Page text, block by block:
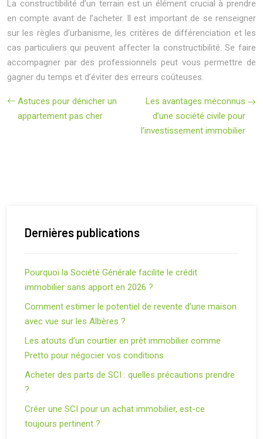
La constructibilité d’un terrain est un élément crucial à prendre
en compte avant de l’acheter. Il est important de se renseigner
sur les règles d’urbanisme, les critères de différenciation et les
cas particuliers qui peuvent affecter la constructibilité. Se faire
accompagner par des professionnels peut vous permettre de
gagner du temps et d’éviter des erreurs coûteuses.
Astuces pour dénicher un
appartement pas cher
Les avantages méconnus
d’une société civile pour
l’investissement immobilier
Dernières publications
Pourquoi la Société Générale facilite le crédit
immobilier sans apport en 2026 ?
Comment estimer le potentiel de revente d’une maison
avec vue sur les Albères ?
Les atouts d’un courtier en prêt immobilier comme
Pretto pour négocier vos conditions
Acheter des parts de SCI : quelles précautions prendre
?
Créer une SCI pour un achat immobilier, est-ce
toujours pertinent ?